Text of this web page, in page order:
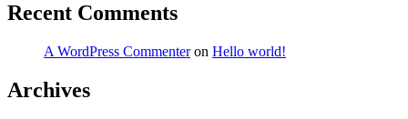
Recent Comments
A WordPress Commenteron Hello world!
Archives